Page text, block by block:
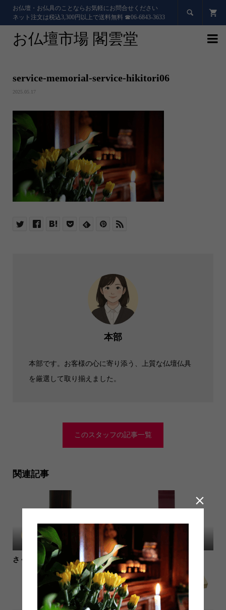
お仏壇・お仏具のことならお気軽にお問合せください
ネット注文は税込3,300円以上で送料無料 ☎06-6843-3633

お仏壇市場 閣雲堂 
service-memorial-service-hikitori06
2025.05.17
本部
本部です。お客様の心に寄り添う、上質な仏壇仏具
を厳選して取り揃えました。
このスタッフの記事一覧
関連記事
本部
さくら黒檀 位牌 みはね ローズ
